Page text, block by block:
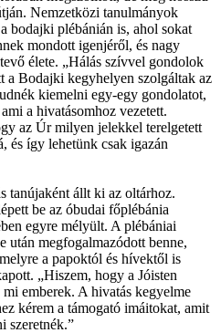
Nemzetközi tanulmányok
bodajki plébánián is, ahol sokat
mondott igenjéről, és nagy
élete. „Hálás szívvel gondolok
a Bodajki kegyhelyen szolgáltak az
kiemelni egy-egy gondolatot,
a hivatásomhoz vezetett.
az Úr milyen jelekkel terelgetett
és így lehetünk csak igazán
tanújaként állt ki az oltárhoz.
be az óbudai főplébánia
egyre mélyült. A plébániai
után megfogalmazódott benne,
a papoktól és hívektől is
„Hiszem, hogy a Jóisten
emberek. A hivatás kegyelme
kérem a támogató imáitokat, amit
szeretnék.”